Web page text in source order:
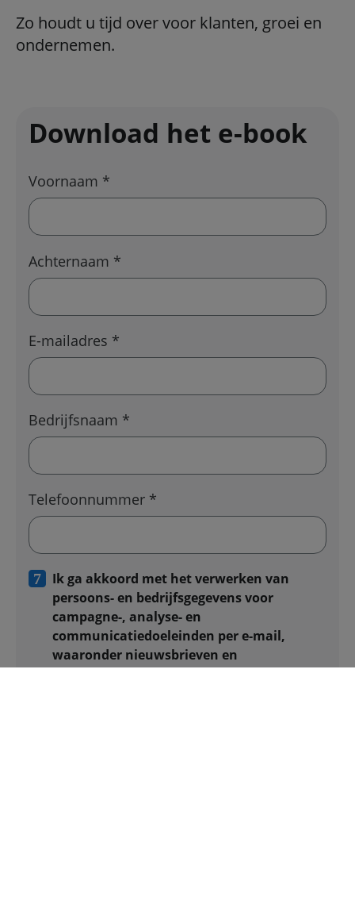
Zo houdt u tijd over voor klanten, groei en
ondernemen.
Download het e-book
Voornaam *
Achternaam *
E-mailadres *
Bedrijfsnaam *
Telefoonnummer *
Ik ga akkoord met het verwerken van
persoons- en bedrijfsgegevens voor
campagne-, analyse- en
communicatiedoeleinden per e-mail,
waaronder nieuwsbrieven en